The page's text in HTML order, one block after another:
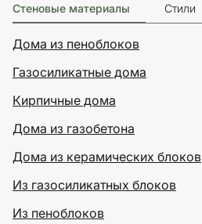
Стеновые материалы Стили
Дома из пеноблоков
Газосиликатные дома
Кирпичные дома
Дома из газобетона
Дома из керамических блоков
Из газосиликатных блоков
Из пеноблоков